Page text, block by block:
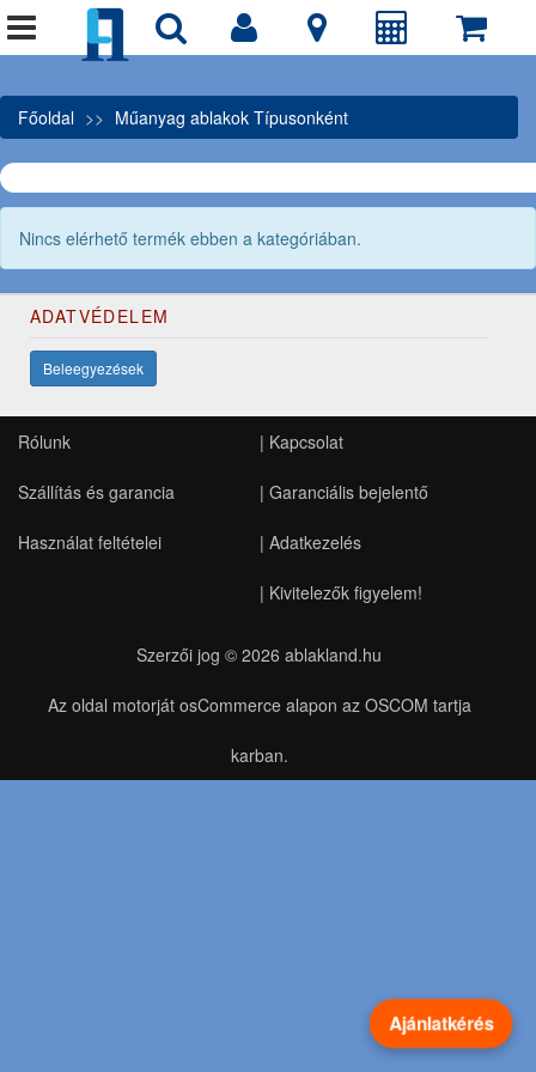
Főoldal Műanyag ablakok Típusonként
Nincs elérhető termék ebben a kategóriában.
Ajánlatkérés
ADATVÉDELEM
Beleegyezések
Rólunk
Szállítás és garancia
Használat feltételei
| Kapcsolat
| Garanciális bejelentő
| Adatkezelés
| Kivitelezők figyelem!
Szerzői jog © 2026 ablakland.hu
Az oldal motorját osCommerce alapon az OSCOM tartja
karban.